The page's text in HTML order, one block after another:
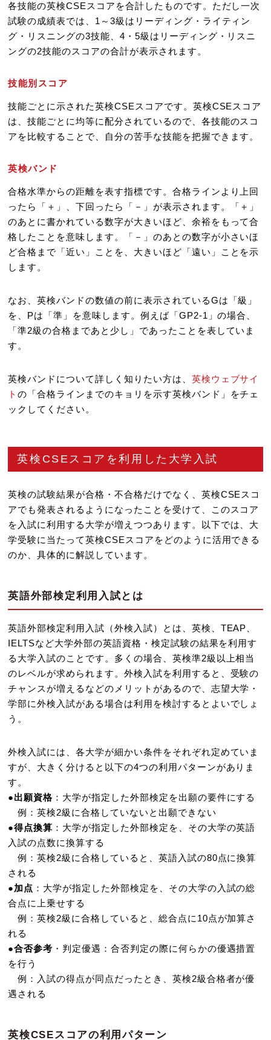
各技能の英検CSEスコアを合計したものです。ただし一次
試験の成績表では、1～3級はリーディング・ライティン
グ・リスニングの3技能、4・5級はリーディング・リスニ
ングの2技能のスコアの合計が表示されます。
技能別スコア
技能ごとに示された英検CSEスコアです。英検CSEスコア
は、技能ごとに均等に配分されているので、各技能のスコ
アを比較することで、自分の苦手な技能を把握できます。
英検バンド
合格水準からの距離を表す指標です。合格ラインより上回
ったら「＋」、下回ったら「－」が表示されます。「＋」
のあとに書かれている数字が大きいほど、余裕をもって合
格したことを意味します。「－」のあとの数字が小さいほ
ど合格まで「近い」ことを、大きいほど「遠い」ことを示
します。
なお、英検バンドの数値の前に表示されているGは「級」
を、Pは「準」を意味します。例えば「GP2-1」の場合、
「準2級の合格まであと少し」であったことを表していま
す。
英検バンドについて詳しく知りたい方は、 英検ウェブサイ
トの「合格ラインまでのキョリを示す英検バンド」をチェ
ックしてください。
英検CSEスコアを利用した大学入試
英検の試験結果が合格・不合格だけでなく、英検CSEスコ
アでも発表されるようになったことを受けて、このスコア
を入試に利用する大学が増えつつあります。以下では、大
学受験に当たって英検CSEスコアをどのように活用できる
のか、具体的に解説しています。
英語外部検定利用入試とは
英語外部検定利用入試（外検入試）とは、英検、TEAP、
IELTSなど大学外部の英語資格・検定試験の結果を利用す
る大学入試のことです。多くの場合、英検準2級以上相当
のレベルが求められます。外検入試を利用すると、受験の
チャンスが増えるなどのメリットがあるので、志望大学・
学部に外検入試がある場合は利用を検討するとよいでしょ
う。
外検入試には、各大学が細かい条件をそれぞれ定めていま
すが、大きく分けると以下の4つの利用パターンがありま
す。
●出願資格 ：大学が指定した外部検定を出願の要件にする
例：英検2級に合格していないと出願できない
●得点換算 ：大学が指定した外部検定を、その大学の英語
入試の点数に換算する
例：英検2級に合格していると、英語入試の80点に換算
される
●加点 ：大学が指定した外部検定を、その大学の入試の総
合点に上乗せする
例：英検2級に合格していると、総合点に10点が加算さ
れる
●合否参考 ・判定優遇：合否判定の際に何らかの優遇措置
を行う
例：入試の得点が同点だったとき、英検2級合格者が優
遇される
英検CSEスコアの利用パターン